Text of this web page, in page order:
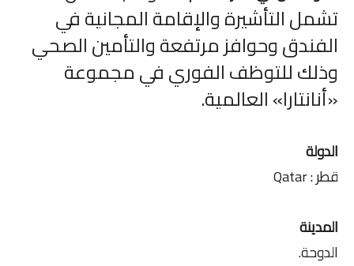
تشمل التأشيرة والإقامة المجانية في
الفندق وحوافز مرتفعة والتأمين الصحي
وذلك للتوظف الفوري في مجموعة
«أنانتارا» العالمية.
الدولة
قطر : Qatar
المدينة
الدوحة.